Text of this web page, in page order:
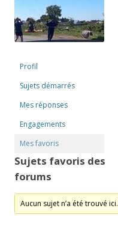
Profil
Sujets démarrés
Mes réponses
Engagements
Mes favoris
Sujets favoris des
forums
Aucun sujet n’a été trouvé ici.